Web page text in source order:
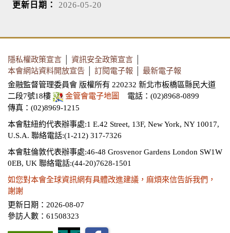
更新日期： 2026-05-20
隱私權政策宣言 資訊安全政策宣言
本會網站資料開放宣告
訂閱電子報
最新電子報
金融監督管理委員會 版權所有 220232 新北市板橋區縣民大道
二段7號18樓
金管會電子地圖
電話：(02)8968-0899
傳真：(02)8969-1215
本會駐紐約代表辦事處:1 E.42 Street, 13F, New York, NY 10017,
U.S.A. 聯絡電話:(1-212) 317-7326
本會駐倫敦代表辦事處:46-48 Grosvenor Gardens London SW1W
0EB, UK 聯絡電話:(44-20)7628-1501
如您對本會全球資訊網有具體改進建議，麻煩來信告訴我們，
謝謝
更新日期：2026-08-07
參訪人數：61508323